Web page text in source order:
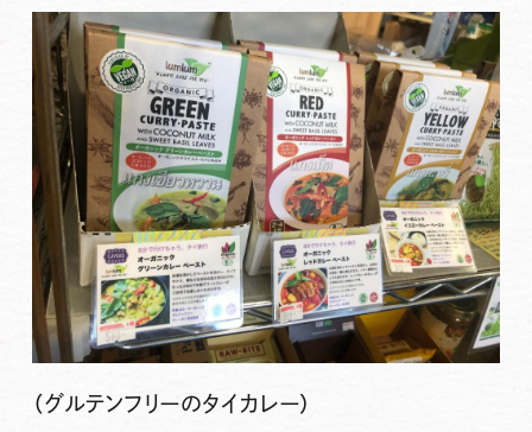
（グルテンフリーのタイカレー）